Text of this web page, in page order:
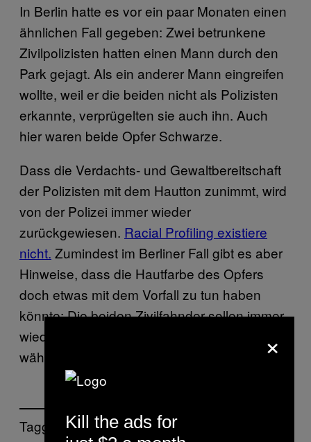
In Berlin hatte es vor ein paar Monaten einen
ähnlichen Fall gegeben: Zwei betrunkene
Zivilpolizisten hatten einen Mann durch den
Park gejagt. Als ein anderer Mann eingreifen
wollte, weil er die beiden nicht als Polizisten
erkannte, verprügelten sie auch ihn. Auch
hier waren beide Opfer Schwarze.
Dass die Verdachts- und Gewaltbereitschaft
der Polizisten mit dem Hautton zunimmt, wird
von der Polizei immer wieder
zurückgewiesen. Racial Profiling existiere
nicht. Zumindest im Berliner Fall gibt es aber
Hinweise, dass die Hautfarbe des Opfers
doch etwas mit dem Vorfall zu tun haben
könnte: Die beiden Zivilfahnder sollen immer
wieder Affengeräusche gemacht haben,
während sie auf ihr Opfer einschlugen.
Tagged:
×
Kill the ads for